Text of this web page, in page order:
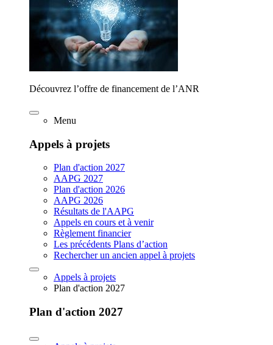
Découvrez l’offre de financement de l’ANR
Menu
Appels à projets
Plan d'action 2027
AAPG 2027
Plan d'action 2026
AAPG 2026
Résultats de l'AAPG
Appels en cours et à venir
Règlement financier
Les précédents Plans d’action
Rechercher un ancien appel à projets
Appels à projets
Plan d'action 2027
Plan d'action 2027